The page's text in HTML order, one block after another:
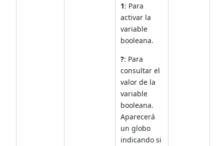
1: Para
activar la
variable
booleana.
?: Para
consultar el
valor de la
variable
booleana.
Aparecerá
un globo
indicando si